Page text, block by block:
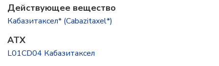
Действующее вещество
Кабазитаксел* (Cabazitaxel*)
ATX
L01CD04 Кабазитаксел